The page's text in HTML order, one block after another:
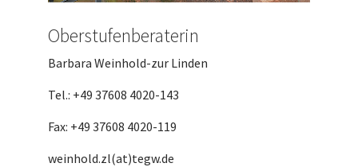
Oberstufenberaterin
Barbara Weinhold-zur Linden
Tel.: +49 37608 4020-143
Fax: +49 37608 4020-119
weinhold.zl(at)tegw.de